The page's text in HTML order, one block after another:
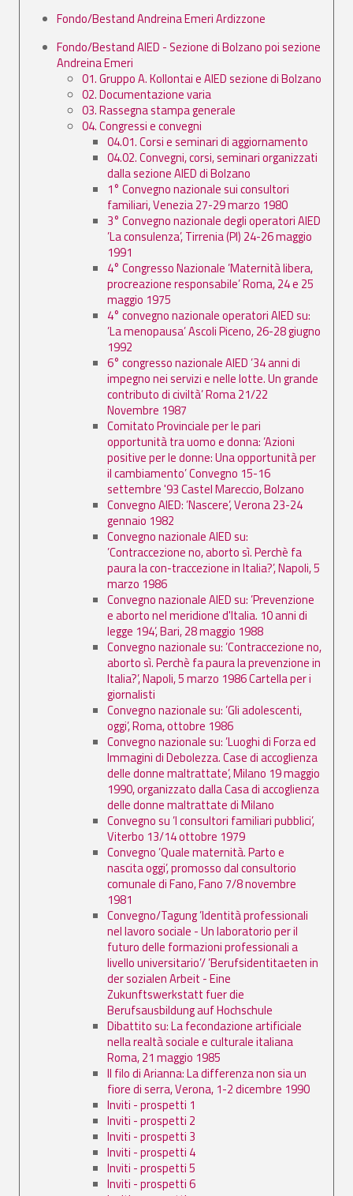
Fondo/Bestand Andreina Emeri Ardizzone
Fondo/Bestand AIED - Sezione di Bolzano poi sezione
Andreina Emeri
01. Gruppo A. Kollontai e AIED sezione di Bolzano
02. Documentazione varia
03. Rassegna stampa generale
04. Congressi e convegni
04.01. Corsi e seminari di aggiornamento
04.02. Convegni, corsi, seminari organizzati
dalla sezione AIED di Bolzano
1° Convegno nazionale sui consultori
familiari, Venezia 27-29 marzo 1980
3° Convegno nazionale degli operatori AIED
’La consulenza’, Tirrenia (PI) 24-26 maggio
1991
4° Congresso Nazionale ’Maternità libera,
procreazione responsabile’ Roma, 24 e 25
maggio 1975
4° convegno nazionale operatori AIED su:
’La menopausa’ Ascoli Piceno, 26-28 giugno
1992
6° congresso nazionale AIED ’34 anni di
impegno nei servizi e nelle lotte. Un grande
contributo di civiltà’ Roma 21/22
Novembre 1987
Comitato Provinciale per le pari
opportunità tra uomo e donna: ’Azioni
positive per le donne: Una opportunità per
il cambiamento’ Convegno 15-16
settembre '93 Castel Mareccio, Bolzano
Convegno AIED: ’Nascere’, Verona 23-24
gennaio 1982
Convegno nazionale AIED su:
’Contraccezione no, aborto sì. Perchè fa
paura la con-traccezione in Italia?’, Napoli, 5
marzo 1986
Convegno nazionale AIED su: ’Prevenzione
e aborto nel meridione d'Italia. 10 anni di
legge 194’, Bari, 28 maggio 1988
Convegno nazionale su: ’Contraccezione no,
aborto sì. Perchè fa paura la prevenzione in
Italia?’, Napoli, 5 marzo 1986 Cartella per i
giornalisti
Convegno nazionale su: ’Gli adolescenti,
oggi’, Roma, ottobre 1986
Convegno nazionale su: ’Luoghi di Forza ed
Immagini di Debolezza. Case di accoglienza
delle donne maltrattate’, Milano 19 maggio
1990, organizzato dalla Casa di accoglienza
delle donne maltrattate di Milano
Convegno su ’I consultori familiari pubblici’,
Viterbo 13/14 ottobre 1979
Convegno ’Quale maternità. Parto e
nascita oggi’, promosso dal consultorio
comunale di Fano, Fano 7/8 novembre
1981
Convegno/Tagung ’Identità professionali
nel lavoro sociale - Un laboratorio per il
futuro delle formazioni professionali a
livello universitario’/ ’Berufsidentitaeten in
der sozialen Arbeit - Eine
Zukunftswerkstatt fuer die
Berufsausbildung auf Hochschule
Dibattito su: La fecondazione artificiale
nella realtà sociale e culturale italiana
Roma, 21 maggio 1985
Il filo di Arianna: La differenza non sia un
fiore di serra, Verona, 1-2 dicembre 1990
Inviti - prospetti 1
Inviti - prospetti 2
Inviti - prospetti 3
Inviti - prospetti 4
Inviti - prospetti 5
Inviti - prospetti 6